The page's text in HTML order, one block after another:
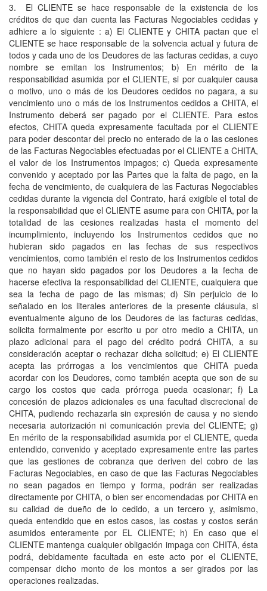
3. El CLIENTE se hace responsable de la existencia de los
créditos de que dan cuenta las Facturas Negociables cedidas y
adhiere a lo siguiente : a) El CLIENTE y CHITA pactan que el
CLIENTE se hace responsable de la solvencia actual y futura de
todos y cada uno de los Deudores de las facturas cedidas, a cuyo
nombre se emitan los Instrumentos; b) En mérito de la
responsabilidad asumida por el CLIENTE, si por cualquier causa
o motivo, uno o más de los Deudores cedidos no pagara, a su
vencimiento uno o más de los Instrumentos cedidos a CHITA, el
Instrumento deberá ser pagado por el CLIENTE. Para estos
efectos, CHITA queda expresamente facultada por el CLIENTE
para poder descontar del precio no enterado de la o las cesiones
de las Facturas Negociables efectuadas por el CLIENTE a CHITA,
el valor de los Instrumentos impagos; c) Queda expresamente
convenido y aceptado por las Partes que la falta de pago, en la
fecha de vencimiento, de cualquiera de las Facturas Negociables
cedidas durante la vigencia del Contrato, hará exigible el total de
la responsabilidad que el CLIENTE asume para con CHITA, por la
totalidad de las cesiones realizadas hasta el momento del
incumplimiento, incluyendo los Instrumentos cedidos que no
hubieran sido pagados en las fechas de sus respectivos
vencimientos, como también el resto de los Instrumentos cedidos
que no hayan sido pagados por los Deudores a la fecha de
hacerse efectiva la responsabilidad del CLIENTE, cualquiera que
sea la fecha de pago de las mismas; d) Sin perjuicio de lo
señalado en los literales anteriores de la presente cláusula, si
eventualmente alguno de los Deudores de las facturas cedidas,
solicita formalmente por escrito u por otro medio a CHITA, un
plazo adicional para el pago del crédito podrá CHITA, a su
consideración aceptar o rechazar dicha solicitud; e) El CLIENTE
acepta las prórrogas a los vencimientos que CHITA pueda
acordar con los Deudores, como también acepta que son de su
cargo los costos que cada prórroga pueda ocasionar; f) La
concesión de plazos adicionales es una facultad discrecional de
CHITA, pudiendo rechazarla sin expresión de causa y no siendo
necesaria autorización ni comunicación previa del CLIENTE; g)
En mérito de la responsabilidad asumida por el CLIENTE, queda
entendido, convenido y aceptado expresamente entre las partes
que las gestiones de cobranza que deriven del cobro de las
Facturas Negociables, en caso de que las Facturas Negociables
no sean pagados en tiempo y forma, podrán ser realizadas
directamente por CHITA, o bien ser encomendadas por CHITA en
su calidad de dueño de lo cedido, a un tercero y, asimismo,
queda entendido que en estos casos, las costas y costos serán
asumidos enteramente por EL CLIENTE; h) En caso que el
CLIENTE mantenga cualquier obligación impaga con CHITA, ésta
podrá, debidamente facultada en este acto por el CLIENTE,
compensar dicho monto de los montos a ser girados por las
operaciones realizadas.